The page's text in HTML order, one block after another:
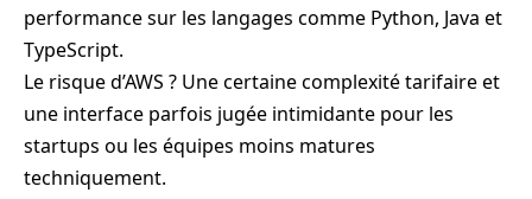
performance sur les langages comme Python, Java et
TypeScript.
Le risque d’AWS ? Une certaine complexité tarifaire et
une interface parfois jugée intimidante pour les
startups ou les équipes moins matures
techniquement.